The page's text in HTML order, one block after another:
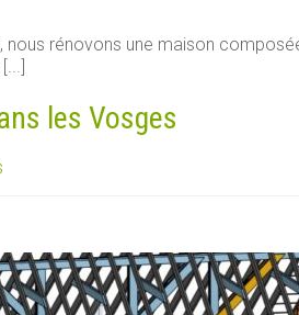
rénovons une maison
les Vosges